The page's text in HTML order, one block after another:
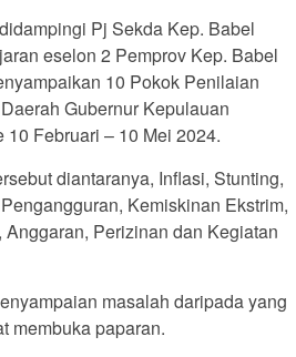
Pj Sekda Kep. Babel
eselon 2 Pemprov Kep. Babel
10 Pokok Penilaian
Gubernur Kepulauan
Februari – 10 Mei 2024.
diantaranya, Inflasi, Stunting,
Kemiskinan Ekstrim,
Perizinan dan Kegiatan
masalah daripada yang
membuka paparan.